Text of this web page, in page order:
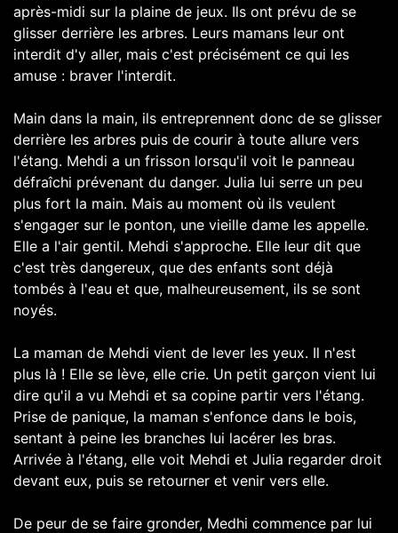
après-midi sur la plaine de jeux. Ils ont prévu de se
glisser derrière les arbres. Leurs mamans leur ont
interdit d'y aller, mais c'est précisément ce qui les
amuse : braver l'interdit.
Main dans la main, ils entreprennent donc de se glisser
derrière les arbres puis de courir à toute allure vers
l'étang. Mehdi a un frisson lorsqu'il voit le panneau
défraîchi prévenant du danger. Julia lui serre un peu
plus fort la main. Mais au moment où ils veulent
s'engager sur le ponton, une vieille dame les appelle.
Elle a l'air gentil. Mehdi s'approche. Elle leur dit que
c'est très dangereux, que des enfants sont déjà
tombés à l'eau et que, malheureusement, ils se sont
noyés.
La maman de Mehdi vient de lever les yeux. Il n'est
plus là ! Elle se lève, elle crie. Un petit garçon vient lui
dire qu'il a vu Mehdi et sa copine partir vers l'étang.
Prise de panique, la maman s'enfonce dans le bois,
sentant à peine les branches lui lacérer les bras.
Arrivée à l'étang, elle voit Mehdi et Julia regarder droit
devant eux, puis se retourner et venir vers elle.
De peur de se faire gronder, Medhi commence par lui